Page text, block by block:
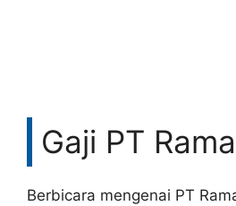
Gaji PT
Berbicara mengenai PT